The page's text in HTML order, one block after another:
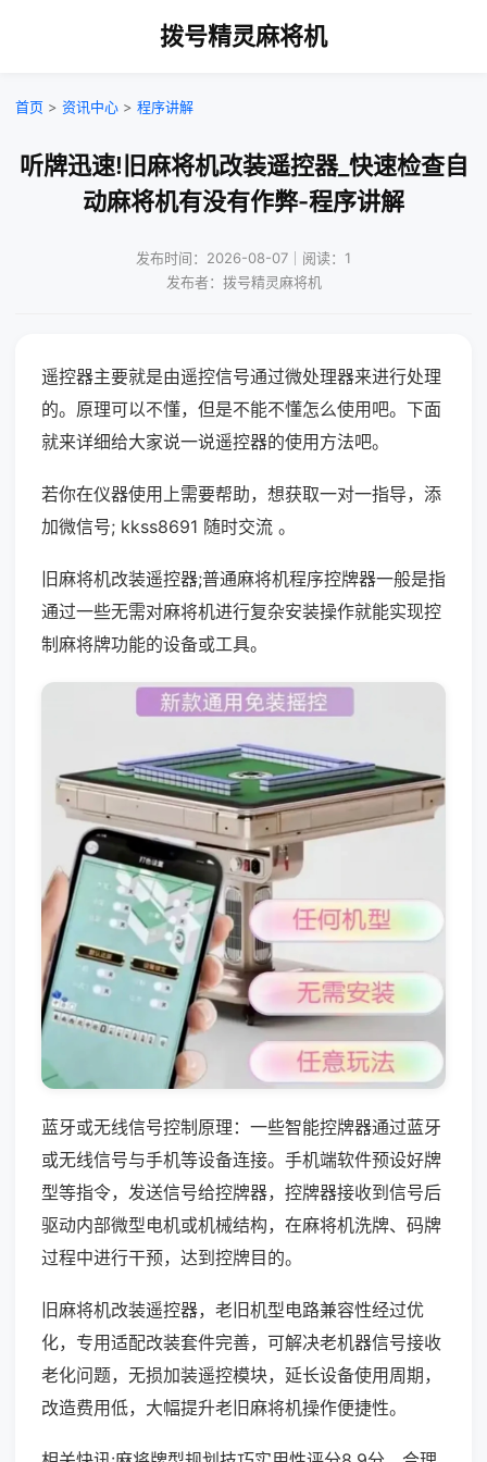
拨号精灵麻将机
首页 > 资讯中心 > 程序讲解
听牌迅速!旧麻将机改装遥控器_快速检查自
动麻将机有没有作弊-程序讲解
发布时间：2026-08-07｜阅读：1
发布者：拨号精灵麻将机
遥控器主要就是由遥控信号通过微处理器来进行处理
的。原理可以不懂，但是不能不懂怎么使用吧。下面
就来详细给大家说一说遥控器的使用方法吧。
若你在仪器使用上需要帮助，想获取一对一指导，添
加微信号; kkss8691 随时交流 。
旧麻将机改装遥控器;普通麻将机程序控牌器一般是指
通过一些无需对麻将机进行复杂安装操作就能实现控
制麻将牌功能的设备或工具。
蓝牙或无线信号控制原理：一些智能控牌器通过蓝牙
或无线信号与手机等设备连接。手机端软件预设好牌
型等指令，发送信号给控牌器，控牌器接收到信号后
驱动内部微型电机或机械结构，在麻将机洗牌、码牌
过程中进行干预，达到控牌目的。
旧麻将机改装遥控器，老旧机型电路兼容性经过优
化，专用适配改装套件完善，可解决老机器信号接收
老化问题，无损加装遥控模块，延长设备使用周期，
改造费用低，大幅提升老旧麻将机操作便捷性。